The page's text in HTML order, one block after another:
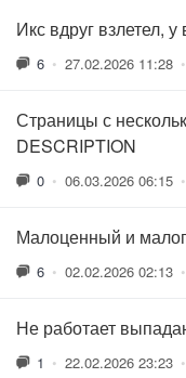
Икс вдруг взлетел, у
6 • 27.02.2026 11:28 •
Страницы с
DESCRIPTION
0 • 06.03.2026 06:15 •
Малоценный и
6 • 02.02.2026 02:13 •
Не работает
1 • 22.02.2026 23:23 •